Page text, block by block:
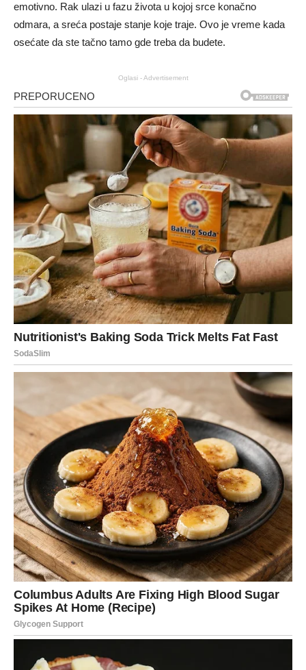
emotivno. Rak ulazi u fazu života u kojoj srce konačno
odmara, a sreća postaje stanje koje traje. Ovo je vreme kada
osećate da ste tačno tamo gde treba da budete.
Oglasi - Advertisement